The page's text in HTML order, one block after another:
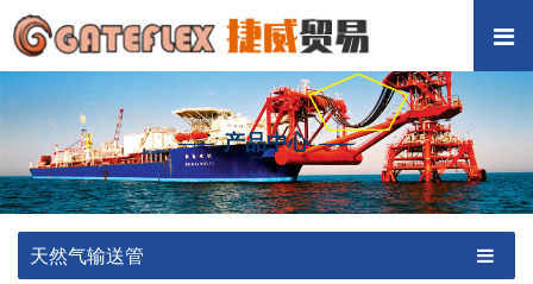
产品中心
天然气输送管